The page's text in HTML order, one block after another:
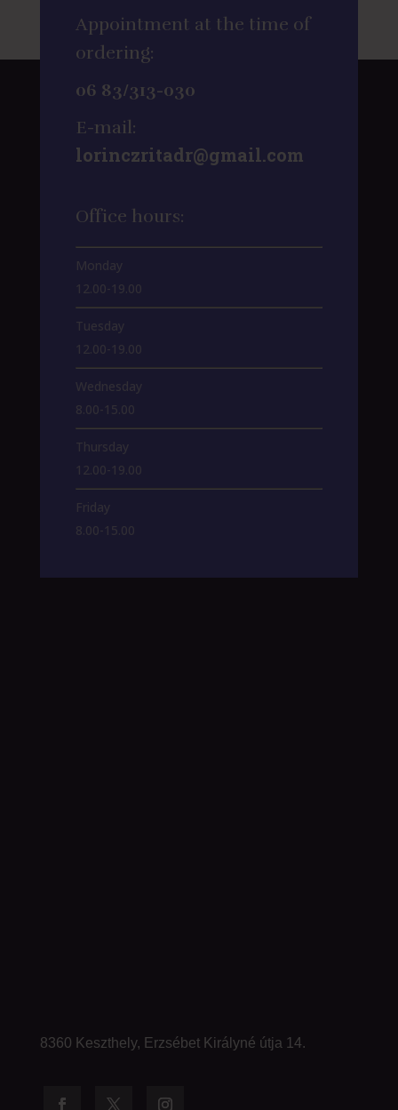
Appointment at the time of
ordering:
06 83/313-030
E-mail:
lorinczritadr@gmail.com
Office hours:
Monday
12.00-19.00
Tuesday
12.00-19.00
Wednesday
8.00-15.00
Thursday
12.00-19.00
Friday
8.00-15.00
8360 Keszthely, Erzsébet Királyné útja 14.